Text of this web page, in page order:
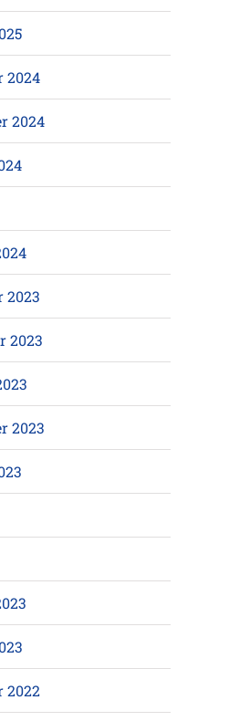
2024
2024
2023
2023
2023
2022